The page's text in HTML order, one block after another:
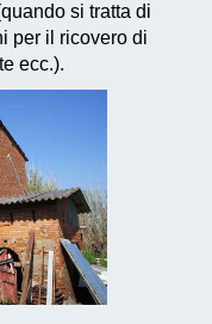
si tratta di
per il ricovero di
ecc.).